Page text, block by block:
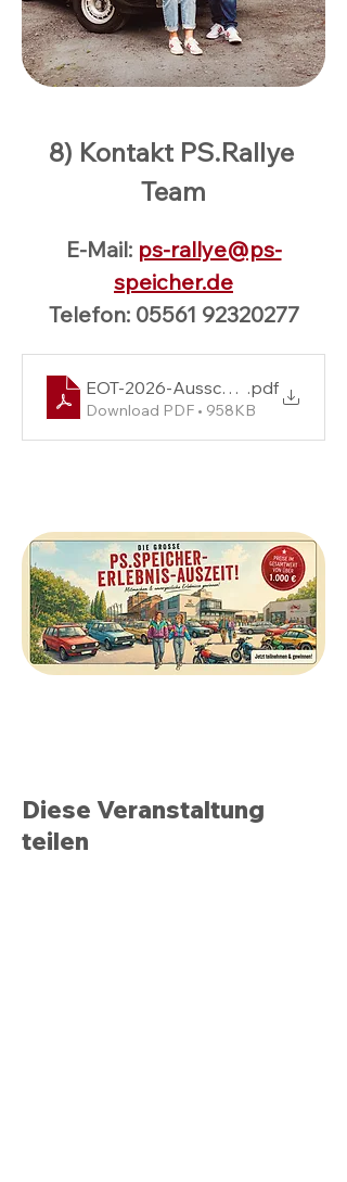
8) Kontakt PS.Rallye
Team
E-Mail: ps-rallye@ps-
speicher.de
Telefon: 05561 92320277
EOT-2026-Ausschreibung-Feb
.pdf
Download PDF • 958KB
Diese Veranstaltung
teilen